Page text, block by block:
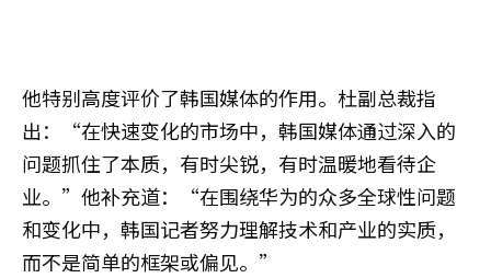
他特别高度评价了韩国媒体的作用。杜副总裁指
出：“在快速变化的市场中，韩国媒体通过深入的
问题抓住了本质，有时尖锐，有时温暖地看待企
业。”他补充道：“在围绕华为的众多全球性问题
和变化中，韩国记者努力理解技术和产业的实质，
而不是简单的框架或偏见。”